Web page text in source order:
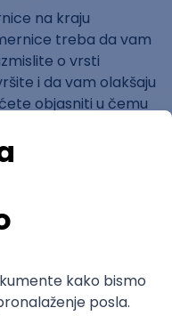
na kraju
treba da vam
o vrsti
i da vam olakšaju
objasniti u čemu
u prvom listu
treba da vam
troškovi su prihvatili
klasifikuje
za prijavu i
bude jasan